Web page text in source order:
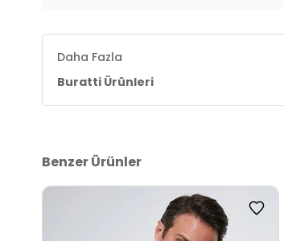
Daha Fazla
Buratti Ürünleri
Benzer Ürünler